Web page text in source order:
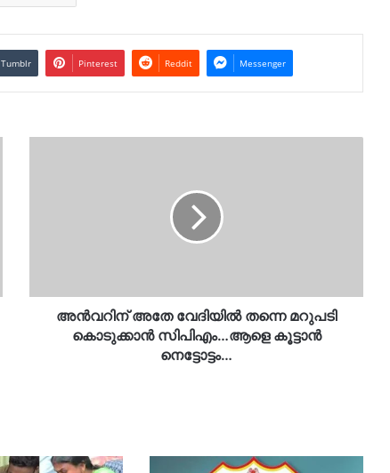
Tumblr Pinterest Reddit Messenger
കൂട്ടാൻ
നെട്ടോട്ടം…
അൻവറിന് അതേ വേദിയിൽ തന്നെ മറുപടി
കൊടുക്കാൻ സിപിഎം…ആളെ കൂട്ടാൻ
നെട്ടോട്ടം…